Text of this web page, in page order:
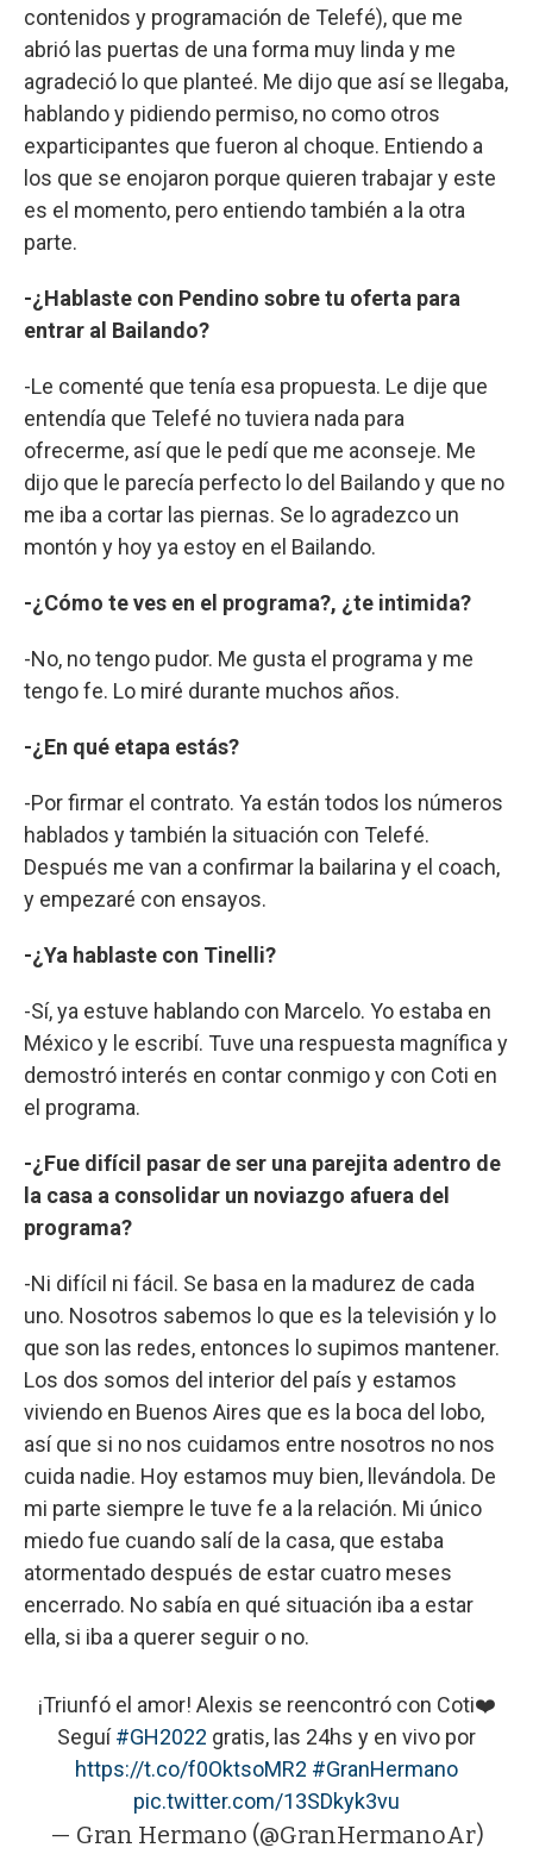
contenidos y programación de Telefé), que me
abrió las puertas de una forma muy linda y me
agradeció lo que planteé. Me dijo que así se llegaba,
hablando y pidiendo permiso, no como otros
exparticipantes que fueron al choque. Entiendo a
los que se enojaron porque quieren trabajar y este
es el momento, pero entiendo también a la otra
parte.
-¿Hablaste con Pendino sobre tu oferta para
entrar al Bailando?
-Le comenté que tenía esa propuesta. Le dije que
entendía que Telefé no tuviera nada para
ofrecerme, así que le pedí que me aconseje. Me
dijo que le parecía perfecto lo del Bailando y que no
me iba a cortar las piernas. Se lo agradezco un
montón y hoy ya estoy en el Bailando.
-¿Cómo te ves en el programa?, ¿te intimida?
-No, no tengo pudor. Me gusta el programa y me
tengo fe. Lo miré durante muchos años.
-¿En qué etapa estás?
-Por firmar el contrato. Ya están todos los números
hablados y también la situación con Telefé.
Después me van a confirmar la bailarina y el coach,
y empezaré con ensayos.
-¿Ya hablaste con Tinelli?
-Sí, ya estuve hablando con Marcelo. Yo estaba en
México y le escribí. Tuve una respuesta magnífica y
demostró interés en contar conmigo y con Coti en
el programa.
-¿Fue difícil pasar de ser una parejita adentro de
la casa a consolidar un noviazgo afuera del
programa?
-Ni difícil ni fácil. Se basa en la madurez de cada
uno. Nosotros sabemos lo que es la televisión y lo
que son las redes, entonces lo supimos mantener.
Los dos somos del interior del país y estamos
viviendo en Buenos Aires que es la boca del lobo,
así que si no nos cuidamos entre nosotros no nos
cuida nadie. Hoy estamos muy bien, llevándola. De
mi parte siempre le tuve fe a la relación. Mi único
miedo fue cuando salí de la casa, que estaba
atormentado después de estar cuatro meses
encerrado. No sabía en qué situación iba a estar
ella, si iba a querer seguir o no.
¡Triunfó el amor! Alexis se reencontró con Coti❤️
Seguí#GH2022 gratis, las 24hs y en vivo por
https://t.co/f0OktsoMR2 #GranHermano
pic.twitter.com/13SDkyk3vu
— Gran Hermano (@GranHermanoAr)